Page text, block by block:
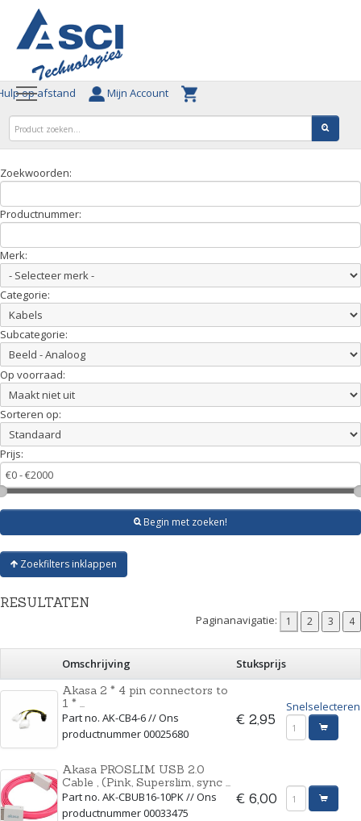
op afstand Mijn Account
Zoekwoorden:
Productnummer:
Merk:
Categorie:
Subcategorie:
Op voorraad:
Sorteren op:
Prijs:
Begin met zoeken!
Zoekfilters inklappen
RESULTATEN
Paginanavigatie:
Omschrijving
Stuksprijs
Akasa 2 * 4 pin connectors to
1 * ...
Part no. AK-CB4-6 // Ons
productnummer 00025680
€ 2,95
Snelselecteren
Akasa PROSLIM USB 2.0
Cable , (Pink, Superslim, sync ...
Part no. AK-CBUB16-10PK // Ons
productnummer 00033475
€ 6,00